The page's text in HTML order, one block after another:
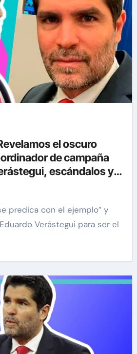
el oscuro
de campaña
escándalos y
piensa de él
Verástegui para ser el